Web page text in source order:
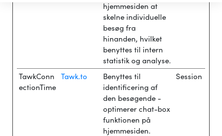
hjemmesiden at
skelne individuelle
besøg fra
hinanden, hvilket
benyttes til intern
statistik og analyse.
TawkConn
ectionTime
Tawk.to
Benyttes til
identificering af
den besøgende -
optimerer chat-box
funktionen på
hjemmesiden.
Session